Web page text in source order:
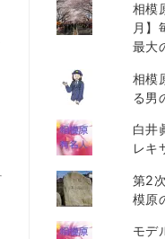
相模
月】
最大
相模
る男
白
レキ
第2
模原
モデ